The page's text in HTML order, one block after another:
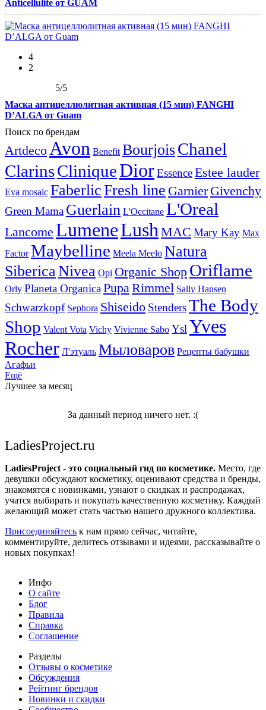
Anticellulite от GUAM
4
2
5/5
Маска антицеллюлитная активная (15 мин) FANGHI
D’ALGA от Guam
Поиск по брендам
Artdeco Avon Benefit BourjoisChanel
ClarinsCliniqueDiorEssenceEstee lauder
Eva mosaic FaberlicFresh line Garnier Givenchy
Green Mama Guerlain L'Occitane L'Oreal
Lancome LumeneLush MAC Mary Kay Max
Factor Maybelline Meela Meelo Natura
SibericaNivea Opi Organic Shop Oriflame
Orly Planeta OrganicaPupa Rimmel Sally Hansen
Schwarzkopf Sephora Shiseido StendersThe Body
Shop Valent Vota Vichy Vivienne Sabo Ysl Yves
Rocher Л'этуаль Мыловаров Рецепты бабушки
Агафьи
Ещё
Лучшее за месяц
За данный период ничего нет. :(
LadiesProject.ru
LadiesProject - это социальный гид по косметике. Место, где
девушки обсуждают косметику, оценивают средства и бренды,
знакомятся с новинками, узнают о скидках и распродажах,
учатся выбирать и покупать качественную косметику. Каждый
желающий может стать частью нашего дружного коллектива.
Присоединяйтесь к нам прямо сейчас, читайте,
комментируйте, делитесь отзывами и идеями, рассказывайте о
новых покупках!
Инфо
О сайте
Блог
Правила
Справка
Соглашение
Разделы
Отзывы о косметике
Обсуждения
Рейтинг брендов
Новинки и скидки